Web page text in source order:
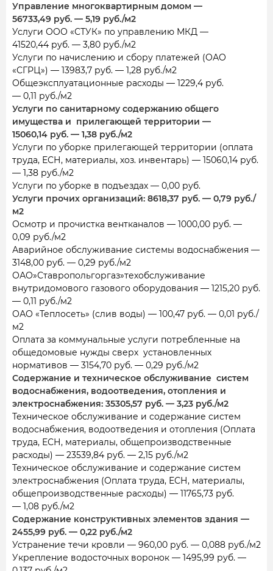
Управление многоквартирным домом —
56733,49 руб. — 5,19 руб./м2
Услуги ООО «СТУК» по управлению МКД —
41520,44 руб. — 3,80 руб./м2
Услуги по начислению и сбору платежей (ОАО
«СГРЦ») — 13983,7 руб. — 1,28 руб./м2
Общеэксплуатационные расходы — 1229,4 руб.
— 0,11 руб./м2
Услуги по санитарному содержанию общего
имущества и прилегающей территории —
15060,14 руб. — 1,38 руб./м2
Услуги по уборке прилегающей территории (оплата
труда, ЕСН, материалы, хоз. инвентарь) — 15060,14 руб.
— 1,38 руб./м2
Услуги по уборке в подъездах — 0,00 руб.
Услуги прочих организаций: 8618,37 руб. — 0,79 руб./
м2
Осмотр и прочистка вентканалов — 1000,00 руб. —
0,09 руб./м2
Аварийное обслуживание системы водоснабжения —
3148,00 руб. — 0,29 руб./м2
ОАО»Ставропольгоргаз»техобслуживание
внутридомового газового оборудования — 1215,20 руб.
— 0,11 руб./м2
ОАО «Теплосеть» (слив воды) — 100,47 руб. — 0,01 руб./
м2
Оплата за коммунальные услуги потребленные на
общедомовые нужды сверх установленных
нормативов — 3154,70 руб. — 0,29 руб./м2
Содержание и техническое обслуживание систем
водоснабжения, водоотведения, отопления и
электроснабжения: 35305,57 руб. — 3,23 руб./м2
Техническое обслуживание и содержание систем
водоснабжения, водоотведения и отопления (Оплата
труда, ЕСН, материалы, общепроизводственные
расходы) — 23539,84 руб. — 2,15 руб./м2
Техническое обслуживание и содержание систем
электроснабжения (Оплата труда, ЕСН, материалы,
общепроизводственные расходы) — 11765,73 руб.
— 1,08 руб./м2
Содержание конструктивных элементов здания —
2455,99 руб. — 0,22 руб./м2
Устранение течи кровли — 960,00 руб. — 0,088 руб./м2
Укрепление водосточных воронок — 1495,99 руб. —